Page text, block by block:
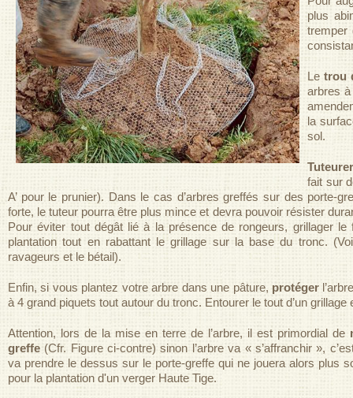
plus
tremper
Letrou
arbres
la
sol.
fait sur
A’ pour le prunier). Dans le cas d’arbres greffés sur des porte-
forte, le tuteur pourra être plus mince et devra pouvoir résister
Pour éviter tout dégât lié à la présence de rongeurs, grillager
plantation tout en rabattant le grillage sur la base du tronc.
ravageurs et le bétail).
Enfin, si vous plantez votre arbre dans une pâture, protéger
à 4 grand piquets tout autour du tronc. Entourer le tout d’un grillage
Attention, lors de la mise en terre de l’arbre, il est primordial de
greffe (Cfr. Figure ci-contre) sinon l’arbre va « s’affranchir »,
va prendre le dessus sur le porte-greffe qui ne jouera alors plus
pour la plantation d'un verger Haute Tige.